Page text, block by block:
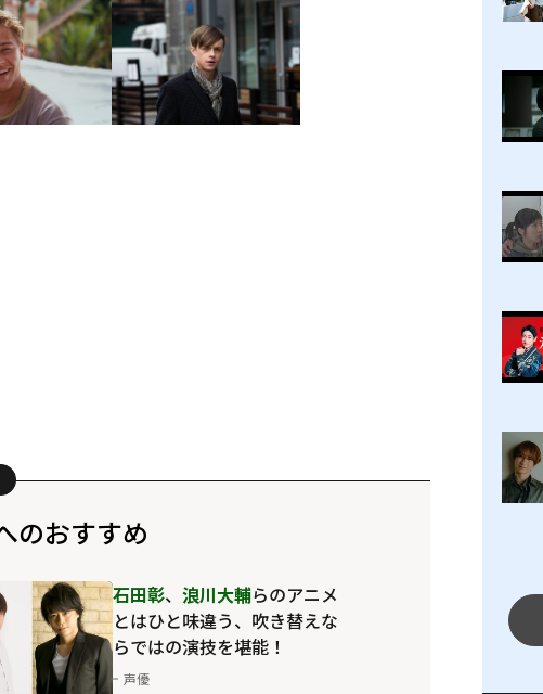
のおすすめ
石田彰、 浪川大輔らのアニメ
とはひと味違う、吹き替えな
らではの演技を堪能！
声優